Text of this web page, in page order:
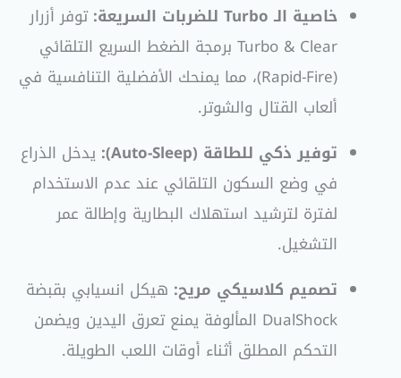
خاصية الـ Turbo للضربات السريعة:
توفر أزرار
Turbo & Clear برمجة الضغط السريع التلقائي
(Rapid-Fire)، مما يمنحك الأفضلية التنافسية في
ألعاب القتال والشوتر.
توفير ذكي للطاقة (Auto-Sleep):
يدخل الذراع
في وضع السكون التلقائي عند عدم الاستخدام
لفترة لترشيد استهلاك البطارية وإطالة عمر
التشغيل.
تصميم كلاسيكي مريح: هيكل انسيابي بقبضة
DualShock المألوفة يمنع تعرق اليدين ويضمن
التحكم المطلق أثناء أوقات اللعب الطويلة.